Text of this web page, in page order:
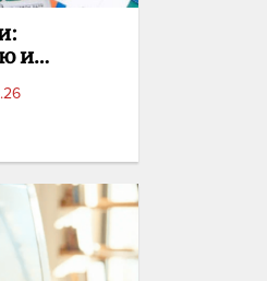
и
интенсивный
и
взять
контроль:
меню и